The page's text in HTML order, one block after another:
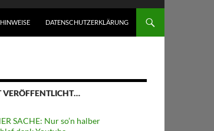
DATENSCHUTZERKLÄRUNG
VERÖFFENTLICHT…
SACHE: Nur so’n halber